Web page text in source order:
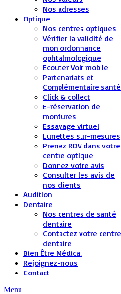
Nos adresses
Optique
Nos centres optiques
Vérifier la validité de
mon ordonnance
ophtalmologique
Ecouter Voir mobile
Partenariats et
Complémentaire santé
Click & collect
E-réservation de
montures
Essayage virtuel
Lunettes sur-mesures
Prenez RDV dans votre
centre optique
Donnez votre avis
Consulter les avis de
nos clients
Audition
Dentaire
Nos centres de santé
dentaire
Contactez votre centre
dentaire
Bien Être Médical
Rejoignez-nous
Contact
Menu